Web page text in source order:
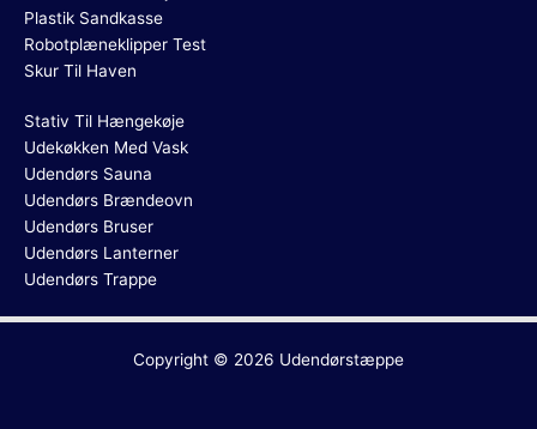
Plastik Sandkasse
Robotplæneklipper Test
Skur Til Haven
Stativ Til Hængekøje
Udekøkken Med Vask
Udendørs Sauna
Udendørs Brændeovn
Udendørs Bruser
Udendørs Lanterner
Udendørs Trappe
Copyright © 2026 Udendørstæppe